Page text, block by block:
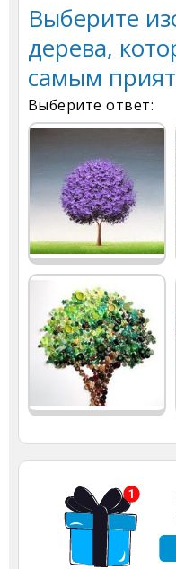
Выберите
дерева,
самым
Выберите ответ: